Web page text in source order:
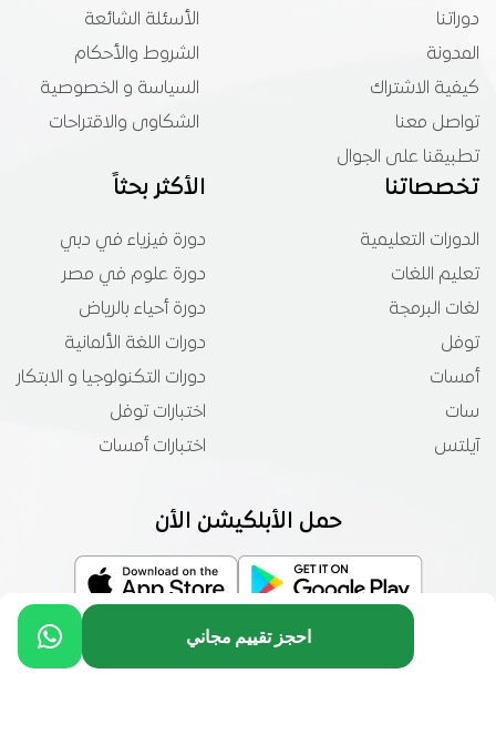
دوراتنا
المدونة
كيفية الاشتراك
تواصل معنا
تطبيقنا على الجوال
الأسئلة الشائعة
الشروط والأحكام
السياسة و الخصوصية
الشكاوى والاقتراحات
تخصصاتنا
الدورات التعليمية
تعليم اللغات
لغات البرمجة
توفل
أمسات
سات
آيلتس
الأكثر بحثاً
دورة فيزياء في دبي
دورة علوم في مصر
دورة أحياء بالرياض
دورات اللغة الألمانية
دورات التكنولوجيا و الابتكار
اختبارات توفل
اختبارات أمسات
حمل الأبلكيشن الأن
احجز تقييم مجاني